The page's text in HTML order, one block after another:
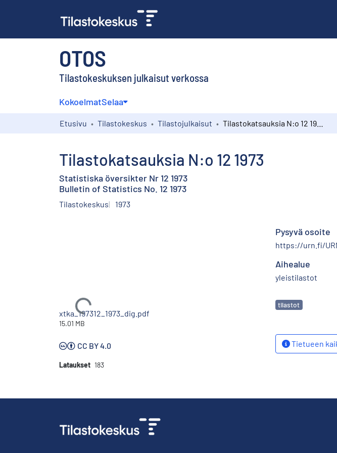
OTOS
Tilastokeskuksen julkaisut verkossa
KokoelmatSelaa
Etusivu Tilastokeskus Tilastojulkaisut
Tilastokatsauksia N:o 12 1973
Statistiska översikter Nr 12 1973
Bulletin of Statistics No. 12 1973
Tilastokeskus 1973
Ladataan...
xtka_197312_1973_dig.pdf
15.01 MB
CC BY 4.0
Lataukset 183
Pysyvä osoite
https://urn.fi/
Aihealue
yleistilastot
Avainsanat
tilastot
Tietueen